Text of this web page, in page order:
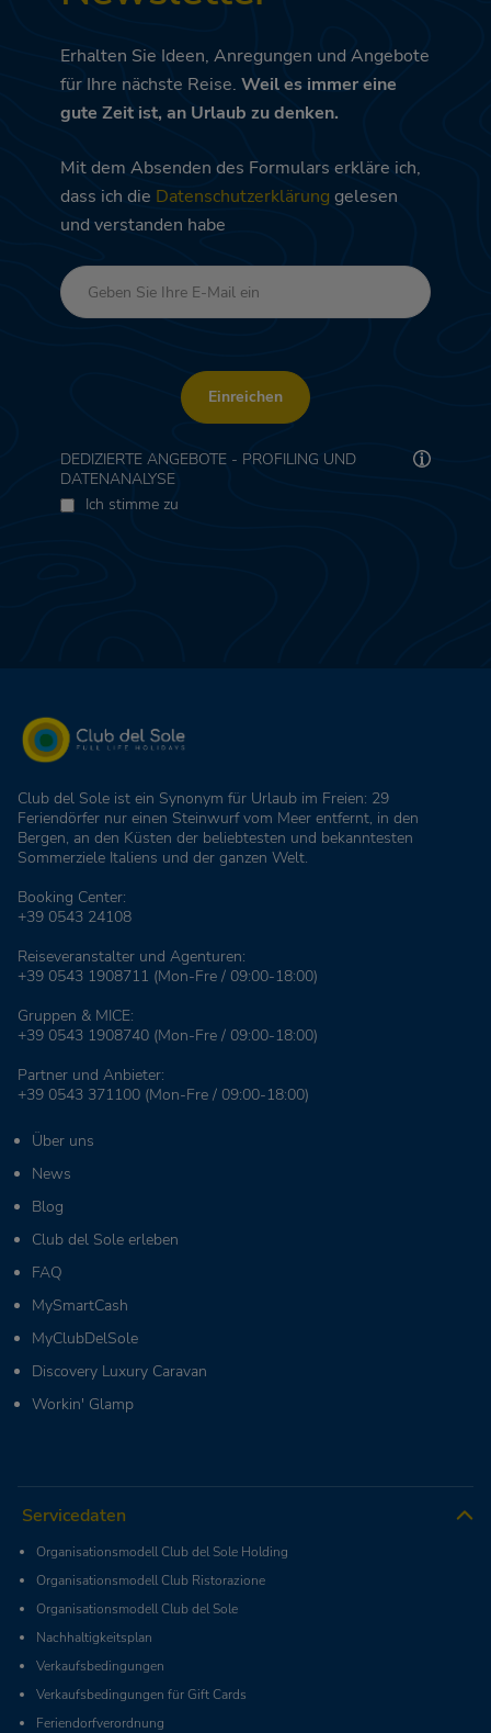
Erhalten Sie Ideen, Anregungen und Angebote
für Ihre nächste Reise. Weil es immer eine
gute Zeit ist, an Urlaub zu denken.
Mit dem Absenden des Formulars erkläre ich,
dass ich die Datenschutzerklärung gelesen
und verstanden habe
Einreichen
DEDIZIERTE ANGEBOTE - PROFILING UND
DATENANALYSE
Ich stimme zu
Club del Sole ist ein Synonym für Urlaub im Freien: 29
Feriendörfer nur einen Steinwurf vom Meer entfernt, in den
Bergen, an den Küsten der beliebtesten und bekanntesten
Sommerziele Italiens und der ganzen Welt.
Booking Center:
+39 0543 24108
Reiseveranstalter und Agenturen:
+39 0543 1908711 (Mon-Fre / 09:00-18:00)
Gruppen & MICE:
+39 0543 1908740 (Mon-Fre / 09:00-18:00)
Partner und Anbieter:
+39 0543 371100 (Mon-Fre / 09:00-18:00)
Über uns
News
Blog
Club del Sole erleben
FAQ
MySmartCash
MyClubDelSole
Discovery Luxury Caravan
Workin' Glamp
Servicedaten
Organisationsmodell Club del Sole Holding
Organisationsmodell Club Ristorazione
Organisationsmodell Club del Sole
Nachhaltigkeitsplan
Verkaufsbedingungen
Verkaufsbedingungen für Gift Cards
Feriendorfverordnung